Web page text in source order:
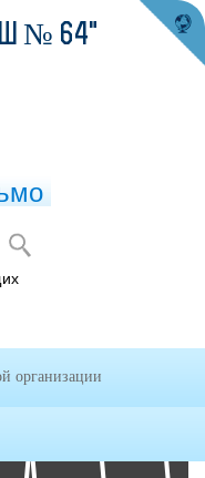
№ 64"
организации